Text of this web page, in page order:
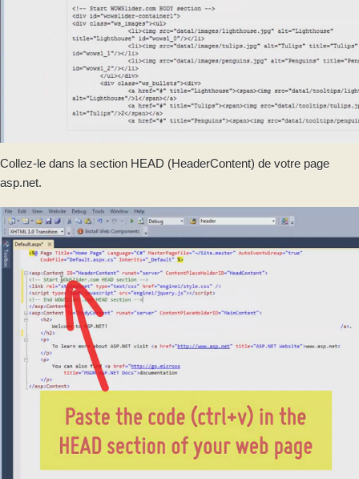
Collez-le dans la section HEAD (HeaderContent) de votre page
asp.net.